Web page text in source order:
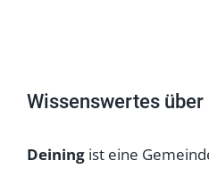
Wissenswertes über
Deining ist eine